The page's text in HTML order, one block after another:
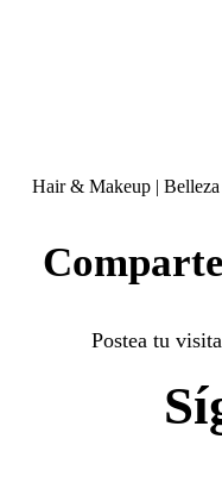
Hair & Makeup | Belleza
Postea tu